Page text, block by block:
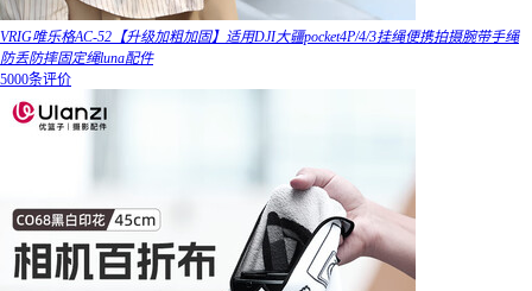
VRIG唯乐格AC-52【升级加粗加固】适用DJI大疆pocket4P/4/3挂绳便携拍摄腕带手绳
防丢防摔固定绳luna配件
5000条评价